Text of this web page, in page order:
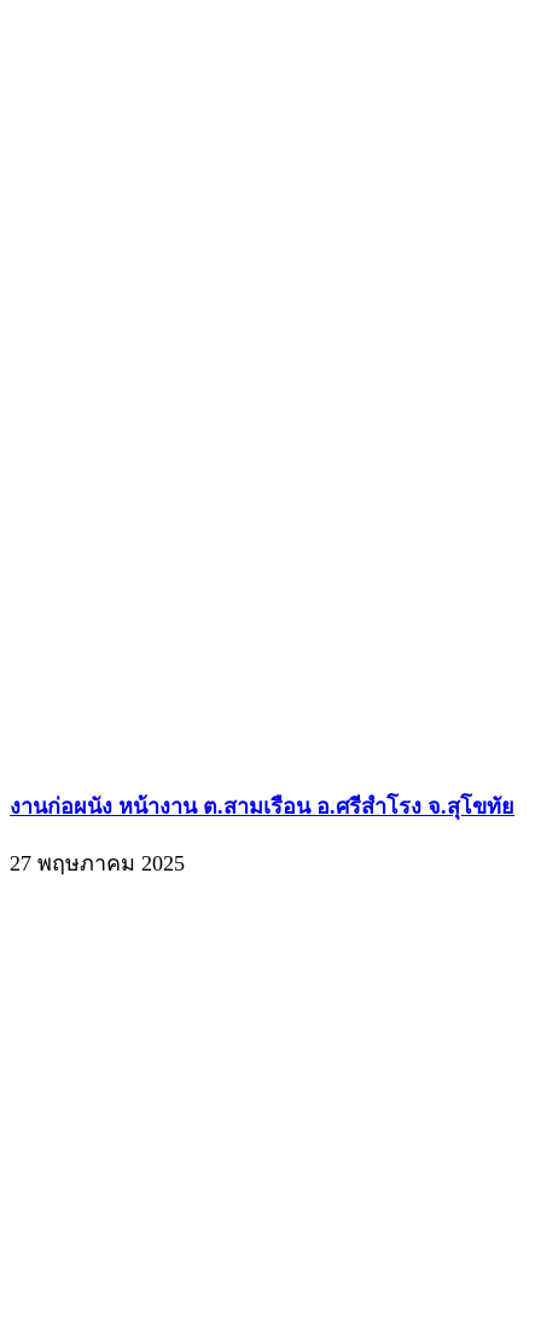
งานก่อผนัง หน้างาน ต.สามเรือน อ.ศรีสำโรง จ.สุโขทัย
27 พฤษภาคม 2025